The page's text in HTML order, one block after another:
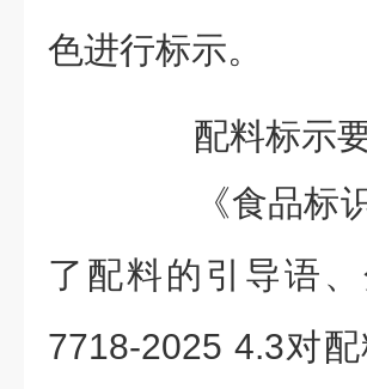
色进行标示。
配料标示
《食品标识
了配料的引导语
7718-2025 4.3对